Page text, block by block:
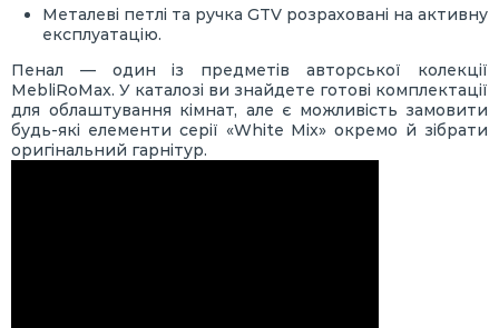
Металеві петлі та ручка GTV розраховані на активну
експлуатацію.
Пенал — один із предметів авторської колекції
MebliRoMax. У каталозі ви знайдете готові комплектації
для облаштування кімнат, але є можливість замовити
будь-які елементи серії «White Mix» окремо й зібрати
оригінальний гарнітур.